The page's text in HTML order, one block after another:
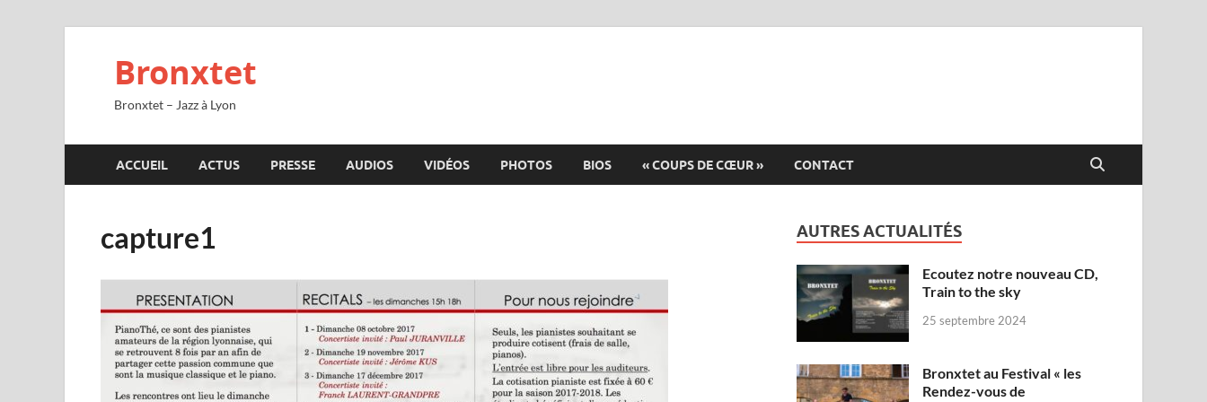
Bronxtet
Bronxtet – Jazz à Lyon
ACCUEIL ACTUS PRESSE AUDIOS VIDÉOS PHOTOS BIOS « COUPS DE CŒUR » CONTACT
capture1 AUTRES ACTUALITÉS
Ecoutez notre nouveau CD,
Train to the sky
25 septembre 2024
Bronxtet au Festival « les
Rendez-vous de